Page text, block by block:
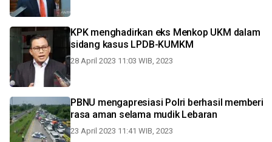
KPK menghadirkan eks Menkop UKM dalam
sidang kasus LPDB-KUMKM
28 April 2023 11:03 WIB, 2023
PBNU mengapresiasi Polri berhasil memberi
rasa aman selama mudik Lebaran
23 April 2023 11:41 WIB, 2023